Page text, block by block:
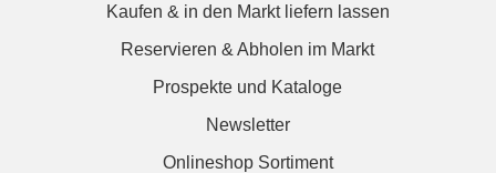
Kaufen & in den Markt liefern lassen
Reservieren & Abholen im Markt
Prospekte und Kataloge
Newsletter
Onlineshop Sortiment